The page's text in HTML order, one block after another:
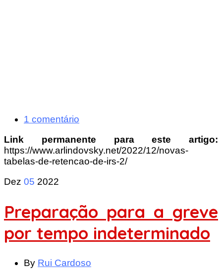
1 comentário
Link permanente para este artigo:
https://www.arlindovsky.net/2022/12/novas-
tabelas-de-retencao-de-irs-2/
Dez 05 2022
Preparação para a greve
por tempo indeterminado
By Rui Cardoso